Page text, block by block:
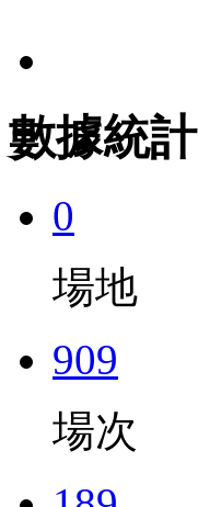
數據統計
0
場地
909
場次